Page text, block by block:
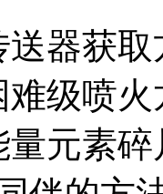
器获
级喷
元素